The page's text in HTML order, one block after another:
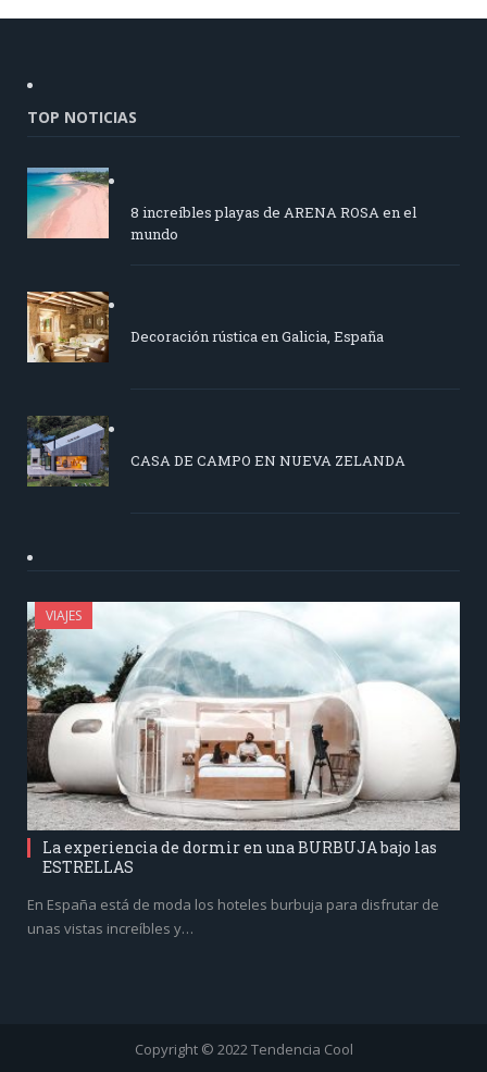
TOP NOTICIAS
8 increíbles playas de ARENA ROSA en el
mundo
Decoración rústica en Galicia, España
CASA DE CAMPO EN NUEVA ZELANDA
VIAJES
La experiencia de dormir en una BURBUJA bajo las
ESTRELLAS
En España está de moda los hoteles burbuja para disfrutar de
unas vistas increíbles y…
Copyright © 2022 Tendencia Cool